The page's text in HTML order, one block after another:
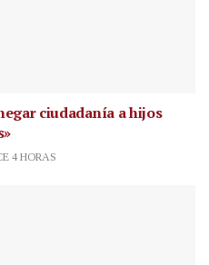
ciudadanía a hijos
4 HORAS